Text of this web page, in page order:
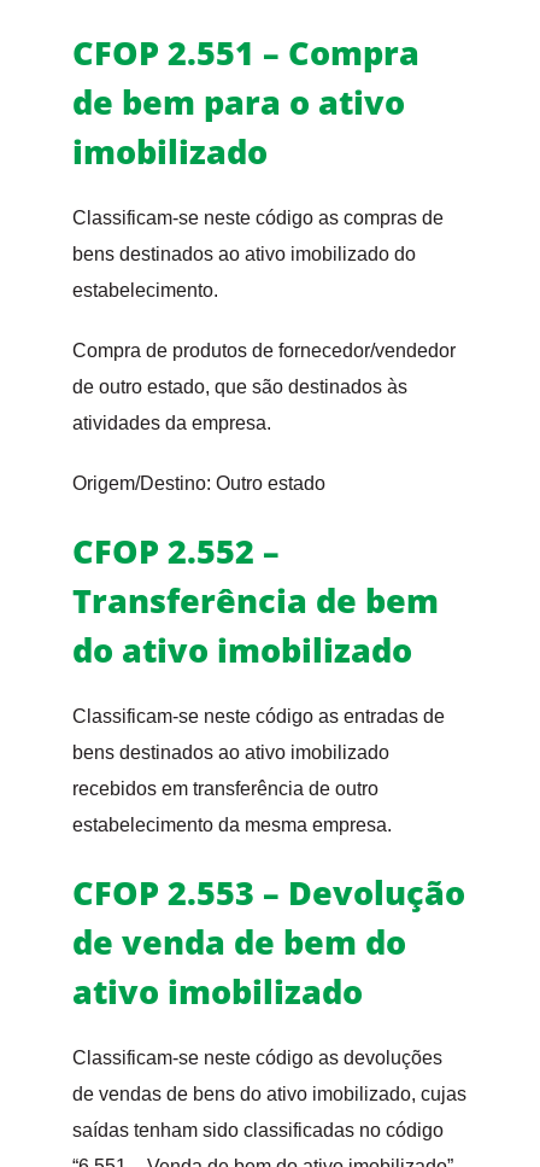
CFOP 2.551 – Compra
de bem para o ativo
imobilizado
Classificam-se neste código as compras de
bens destinados ao ativo imobilizado do
estabelecimento.
Compra de produtos de fornecedor/vendedor
de outro estado, que são destinados às
atividades da empresa.
Origem/Destino: Outro estado
CFOP 2.552 –
Transferência de bem
do ativo imobilizado
Classificam-se neste código as entradas de
bens destinados ao ativo imobilizado
recebidos em transferência de outro
estabelecimento da mesma empresa.
CFOP 2.553 – Devolução
de venda de bem do
ativo imobilizado
Classificam-se neste código as devoluções
de vendas de bens do ativo imobilizado, cujas
saídas tenham sido classificadas no código